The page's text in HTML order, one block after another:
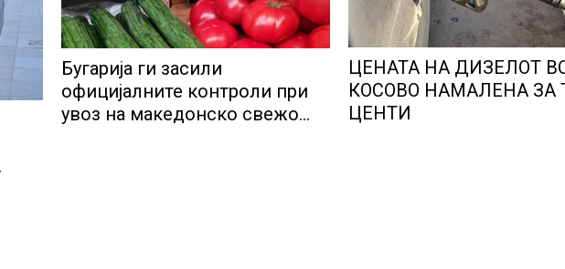
Бугарија ги засили
официјалните контроли при
увоз на македонско свежо
ЦЕНАТА НА ДИЗЕЛОТ
КОСОВО НАМАЛЕНА ЗА
ЦЕНТИ